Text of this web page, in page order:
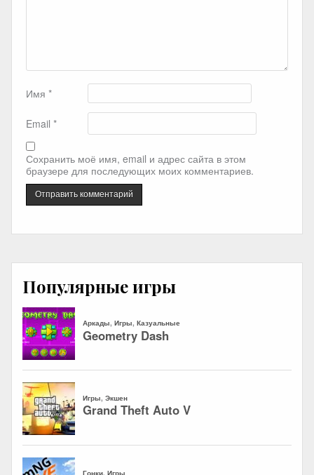
Имя *
Email *
Сохранить моё имя, email и адрес сайта в этом
браузере для последующих моих комментариев.
Популярные игры